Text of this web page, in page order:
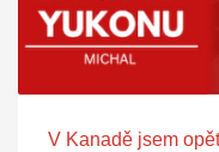
V Kanadě jsem